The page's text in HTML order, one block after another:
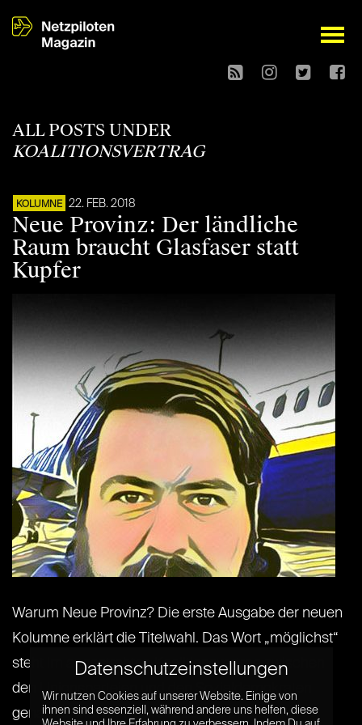
open
ALL POSTS UNDER
KOALITIONSVERTRAG
KOLUMNE 22. FEB. 2018
Neue Provinz: Der ländliche
Raum braucht Glasfaser statt
Kupfer
Warum Neue Provinz? Die erste Ausgabe der neuen
Kolumne erklärt die Titelwahl. Das Wort „möglichst“
steht im angestrebten Koalitionsvertrag zwischen
den Unionsparteien und den Sozialdemokraten
genau 22 Mal drin. Bereits bei der zweiten
Datenschutzeinstellungen
Wir nutzen Cookies auf unserer Website. Einige von
ihnen sind essenziell, während andere uns helfen, diese